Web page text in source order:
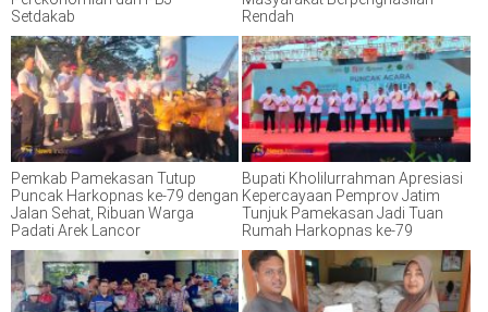
Setdakab
Rendah
Pemkab Pamekasan Tutup
Puncak Harkopnas ke-79 dengan
Jalan Sehat, Ribuan Warga
Padati Arek Lancor
Bupati Kholilurrahman Apresiasi
Kepercayaan Pemprov Jatim
Tunjuk Pamekasan Jadi Tuan
Rumah Harkopnas ke-79